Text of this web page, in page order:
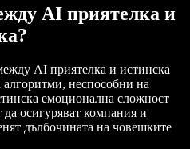
AI приятелка и
AI приятелка и истинска
неспособни на
емоционална сложност
осигуряват компания и
дълбочината на човешките